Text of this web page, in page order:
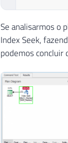
Se analisarmos o
Index Seek,
podemos concluir